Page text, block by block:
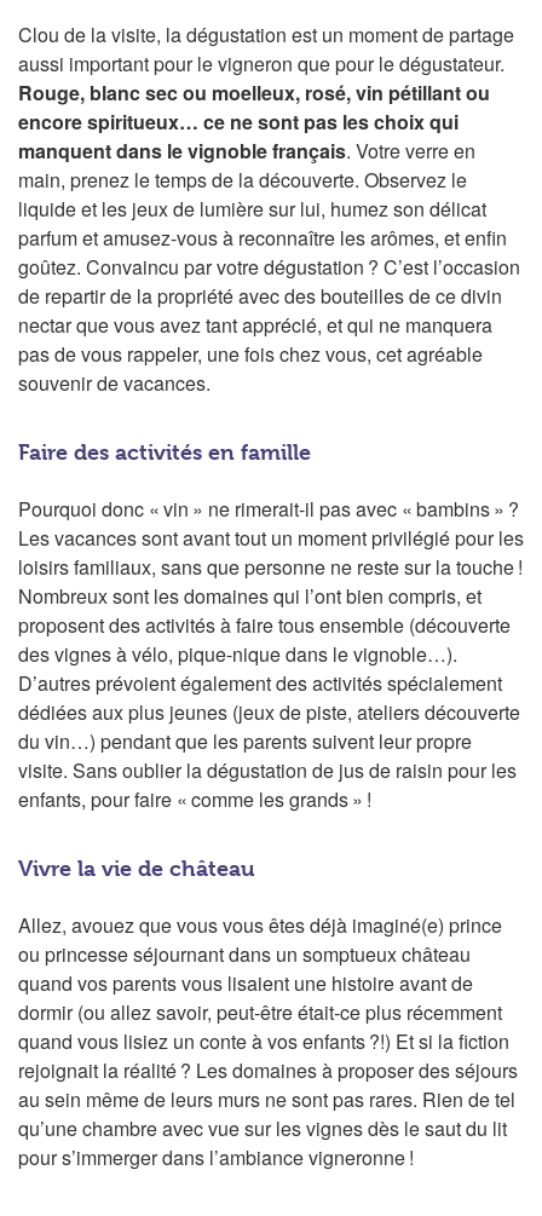
Clou de la visite, la dégustation est un moment de partage
aussi important pour le vigneron que pour le dégustateur.
Rouge, blanc sec ou moelleux, rosé, vin pétillant ou
encore spiritueux… ce ne sont pas les choix qui
manquent dans le vignoble français. Votre verre en
main, prenez le temps de la découverte. Observez le
liquide et les jeux de lumière sur lui, humez son délicat
parfum et amusez-vous à reconnaître les arômes, et enfin
goûtez. Convaincu par votre dégustation ? C’est l’occasion
de repartir de la propriété avec des bouteilles de ce divin
nectar que vous avez tant apprécié, et qui ne manquera
pas de vous rappeler, une fois chez vous, cet agréable
souvenir de vacances.
Faire des activités en famille
Pourquoi donc « vin » ne rimerait-il pas avec « bambins » ?
Les vacances sont avant tout un moment privilégié pour les
loisirs familiaux, sans que personne ne reste sur la touche !
Nombreux sont les domaines qui l’ont bien compris, et
proposent des activités à faire tous ensemble (découverte
des vignes à vélo, pique-nique dans le vignoble…).
D’autres prévoient également des activités spécialement
dédiées aux plus jeunes (jeux de piste, ateliers découverte
du vin…) pendant que les parents suivent leur propre
visite. Sans oublier la dégustation de jus de raisin pour les
enfants, pour faire « comme les grands » !
Vivre la vie de château
Allez, avouez que vous vous êtes déjà imaginé(e) prince
ou princesse séjournant dans un somptueux château
quand vos parents vous lisaient une histoire avant de
dormir (ou allez savoir, peut-être était-ce plus récemment
quand vous lisiez un conte à vos enfants ?!) Et si la fiction
rejoignait la réalité ? Les domaines à proposer des séjours
au sein même de leurs murs ne sont pas rares. Rien de tel
qu’une chambre avec vue sur les vignes dès le saut du lit
pour s’immerger dans l’ambiance vigneronne !